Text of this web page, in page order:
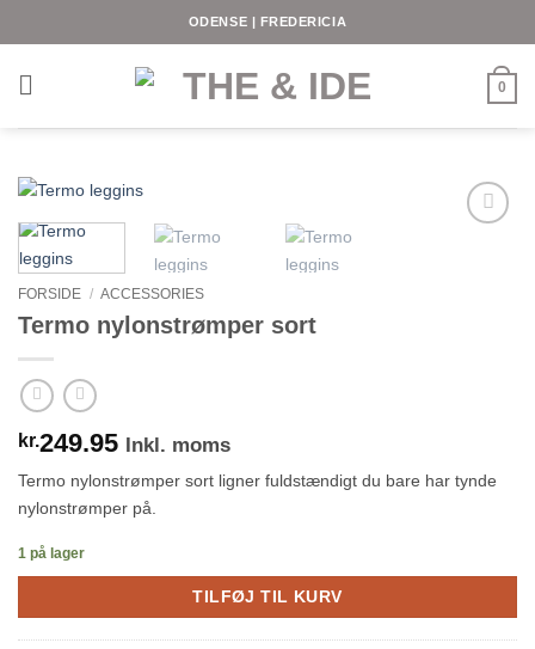
ODENSE | FREDERICIA
0
FORSIDE / ACCESSORIES
Termo nylonstrømper sort
kr.249.95 Inkl. moms
Termo nylonstrømper sort ligner fuldstændigt du bare har tynde
nylonstrømper på.
1 på lager
TILFØJ TIL KURV